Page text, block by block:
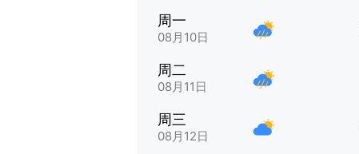
周一
08月10日
周二
08月11日
周三
08月12日